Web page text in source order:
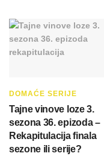
DOMAĆE SERIJE
Tajne vinove loze 3.
sezona 36. epizoda –
Rekapitulacija finala
sezone ili serije?